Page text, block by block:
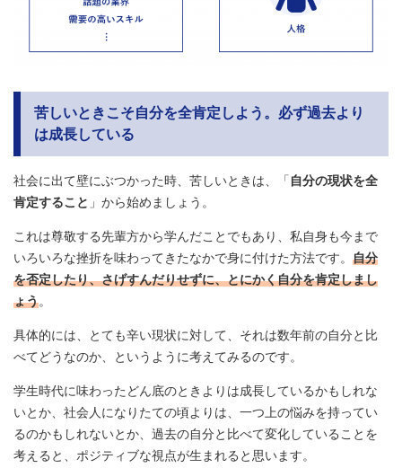
苦しいときこそ自分を全肯定しよう。必ず過去より
は成長している
社会に出て壁にぶつかった時、苦しいときは、「 自分の現状を全
肯定すること 」から始めましょう。
これは尊敬する先輩方から学んだことでもあり、私自身も今まで
いろいろな挫折を味わってきたなかで身に付けた方法です。 自分
を否定したり、さげすんだりせずに、とにかく自分を肯定しまし
ょう。
具体的には、とても辛い現状に対して、それは数年前の自分と比
べてどうなのか、というように考えてみるのです。
学生時代に味わったどん底のときよりは成長しているかもしれな
いとか、社会人になりたての頃よりは、一つ上の悩みを持ってい
るのかもしれないとか、過去の自分と比べて変化していることを
考えると、ポジティブな視点が生まれると思います。